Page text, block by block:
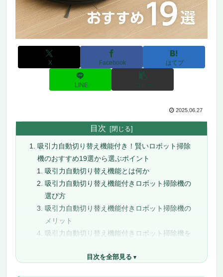
X Facebook はてブ
LINE コピー
2025.06.27
目次
吸引力自動切り替え機能付き！賢いロボット掃除
機のおすすめ19選から選ぶポイント
吸引力自動切り替え機能とは何か
吸引力自動切り替え機能付きロボット掃除機の
選び方
吸引力自動切り替え機能付きロボット掃除機の
メリット
吸引力自動切り替え機能付きロボット掃除機を
人気の吸引力自動切り替え機能付きロボット掃
目次を全部見る